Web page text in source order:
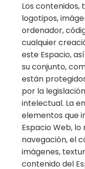
Los contenidos,
logotipos,
ordenador,
cualquier
este Espacio,
su conjunto,
están
por la
intelectual. La
elementos que
Espacio Web,
navegación, el
imágenes,
contenido del